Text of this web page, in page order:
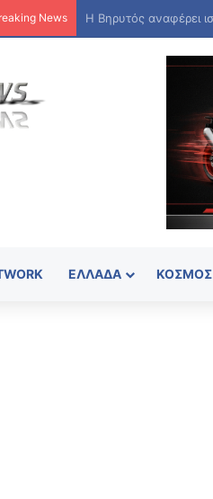
News
ΕΛΛΆΔΑ ΚΌΣΜΟΣ